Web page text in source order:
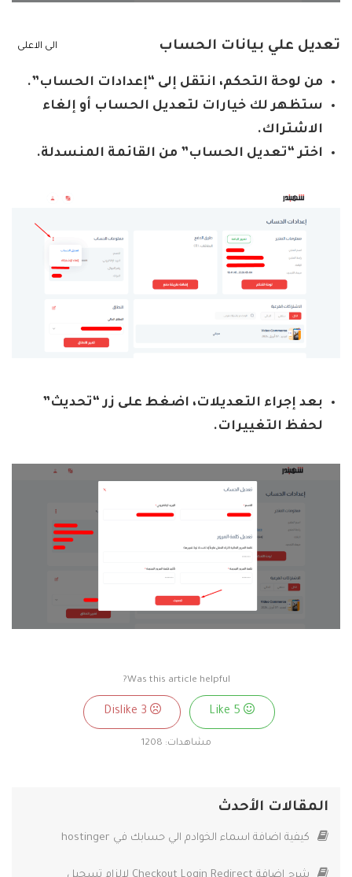
تعديل علي بيانات الحساب الى الاعلى
من لوحة التحكم، انتقل إلى “إعدادات الحساب”.
ستظهر لك خيارات لتعديل الحساب أو إلغاء
الاشتراك.
اختر “تعديل الحساب” من القائمة المنسدلة.
بعد إجراء التعديلات، اضغط على زر “تحديث”
لحفظ التغييرات.
Was this article helpful?
Like
5
3
مشاهدات: 1208
المقالات الأحدث
كيفية اضافة اسماء الخوادم الي حسابك في hostinger